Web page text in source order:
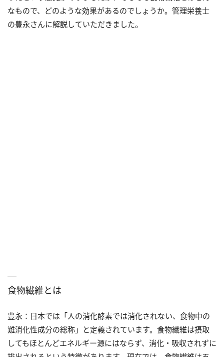
なもので、どのような効果があるのでしょうか。管理栄養士
の豊永さんに解説していただきました。
食物繊維とは
豊永：日本では「人の消化酵素では消化されない、食物中の
難消化性成分の総称」と定義されています。食物繊維は摂取
してもほとんどエネルギー源にはならず、消化・吸収されずに